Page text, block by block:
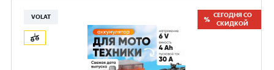
VOLAT
СЕГОДНЯ СО
СКИДКОЙ